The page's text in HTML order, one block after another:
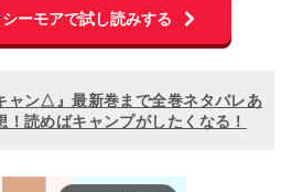
ーモアで試し読みする
ャン△』最新巻まで全巻ネタバレあ
！読めばキャンプがしたくなる！